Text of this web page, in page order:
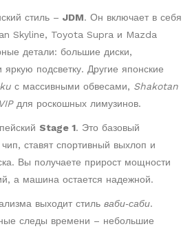
стиль – JDM. Он включает в себя
Skyline, Toyota Supra и Mazda
детали: большие диски,
подсветку. Другие японские
с массивными обвесами, Shakotan
VIPдля роскошных лимузинов.
Stage 1. Это базовый
ставят спортивный выхлоп и
Вы получаете прирост мощности
а машина остается надежной.
выходит стиль ваби‑саби.
следы времени – небольшие